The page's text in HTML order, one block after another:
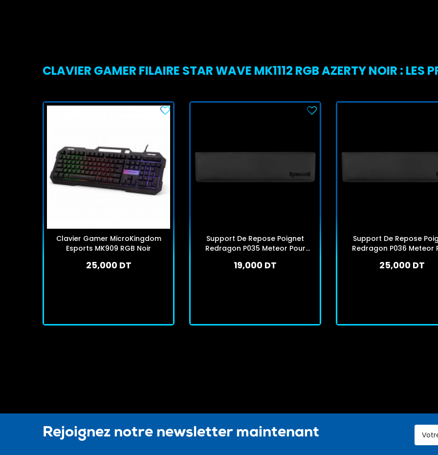
CLAVIER GAMER FILAIRE STAR WAVE MK1112 RGB AZERTY NOIR : LES
Clavier Gamer MicroKingdom
Esports MK909 RGB Noir
25,000 DT
Support De Repose Poignet
Redragon P035 Meteor Pour
19,000 DT
Support De Repose
Redragon P036 Meteor
25,000 DT
Rejoignez notre newsletter maintenant